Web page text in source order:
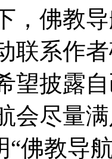
，佛教
联系作
望披露
会尽量
“佛教导